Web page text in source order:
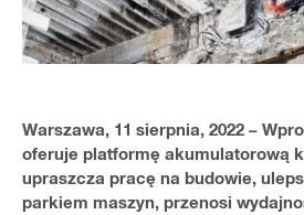
Warszawa, 11 sierpnia, 2022 –
oferuje platformę akumulatorową
upraszcza pracę na budowie,
parkiem maszyn, przenosi